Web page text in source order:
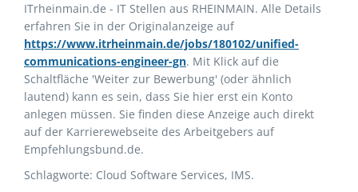
ITrheinmain.de - IT Stellen aus RHEINMAIN. Alle Details
erfahren Sie in der Originalanzeige auf
https://www.itrheinmain.de/jobs/180102/unified-
communications-engineer-gn. Mit Klick auf die
Schaltfläche 'Weiter zur Bewerbung' (oder ähnlich
lautend) kann es sein, dass Sie hier erst ein Konto
anlegen müssen. Sie finden diese Anzeige auch direkt
auf der Karrierewebseite des Arbeitgebers auf
Empfehlungsbund.de.
Schlagworte: Cloud Software Services, IMS.